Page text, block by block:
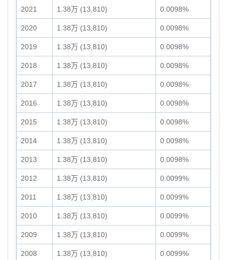
2021 1.38万 (13,810) 0.0098%
2020 1.38万 (13,810) 0.0098%
2019 1.38万 (13,810) 0.0098%
2018 1.38万 (13,810) 0.0098%
2017 1.38万 (13,810) 0.0098%
2016 1.38万 (13,810) 0.0098%
2015 1.38万 (13,810) 0.0098%
2014 1.38万 (13,810) 0.0098%
2013 1.38万 (13,810) 0.0098%
2012 1.38万 (13,810) 0.0099%
2011 1.38万 (13,810) 0.0099%
2010 1.38万 (13,810) 0.0099%
2009 1.38万 (13,810) 0.0099%
2008 1.38万 (13,810) 0.0099%